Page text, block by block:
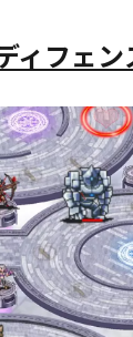
ィフェン